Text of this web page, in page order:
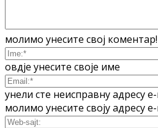
молимо унесите свој коментар!
овдје унесите своје име
унели сте неисправну адресу
молимо унесите своју адресу